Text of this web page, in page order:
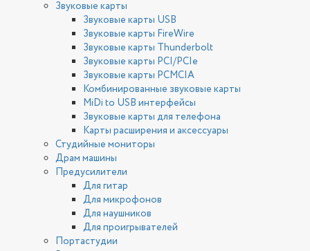
Звуковые карты
Звуковые карты USB
Звуковые карты FireWire
Звуковые карты Thunderbolt
Звуковые карты PCI/PCIe
Звуковые карты PCMCIA
Комбинированные звуковые карты
MiDi to USB интерфейсы
Звуковые карты для телефона
Карты расширения и аксессуары
Студийные мониторы
Драм машины
Предусилители
Для гитар
Для микрофонов
Для наушников
Для проигрывателей
Портастудии